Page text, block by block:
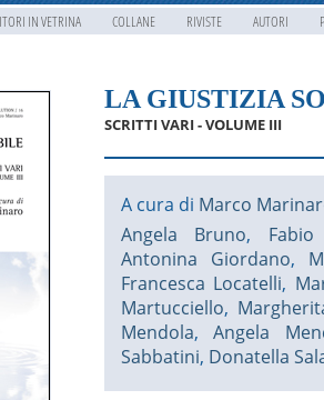
IN VETRINA COLLANE RIVISTE AUTORI
LA GIUSTIZIA
SCRITTI VARI - VOLUME III
A cura di Marco
Angela Bruno,
Antonina Giordano,
Francesca Locatelli,
Martucciello,
Mendola,Angela
Sabbatini, Donatella